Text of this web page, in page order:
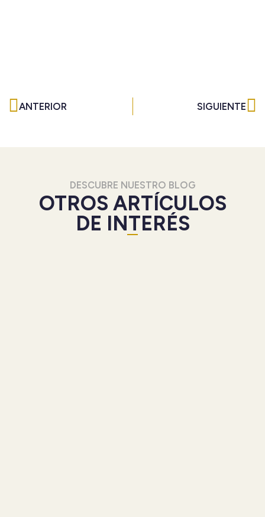
Ant
ANTERIOR SIGUIENTE
DESCUBRE NUESTRO BLOG
OTROS ARTÍCULOS
DE INTERÉS